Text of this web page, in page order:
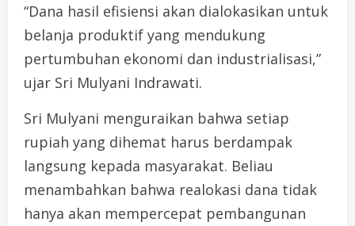
“Dana hasil efisiensi akan dialokasikan untuk
belanja produktif yang mendukung
pertumbuhan ekonomi dan industrialisasi,”
ujar Sri Mulyani Indrawati.
Sri Mulyani menguraikan bahwa setiap
rupiah yang dihemat harus berdampak
langsung kepada masyarakat. Beliau
menambahkan bahwa realokasi dana tidak
hanya akan mempercepat pembangunan